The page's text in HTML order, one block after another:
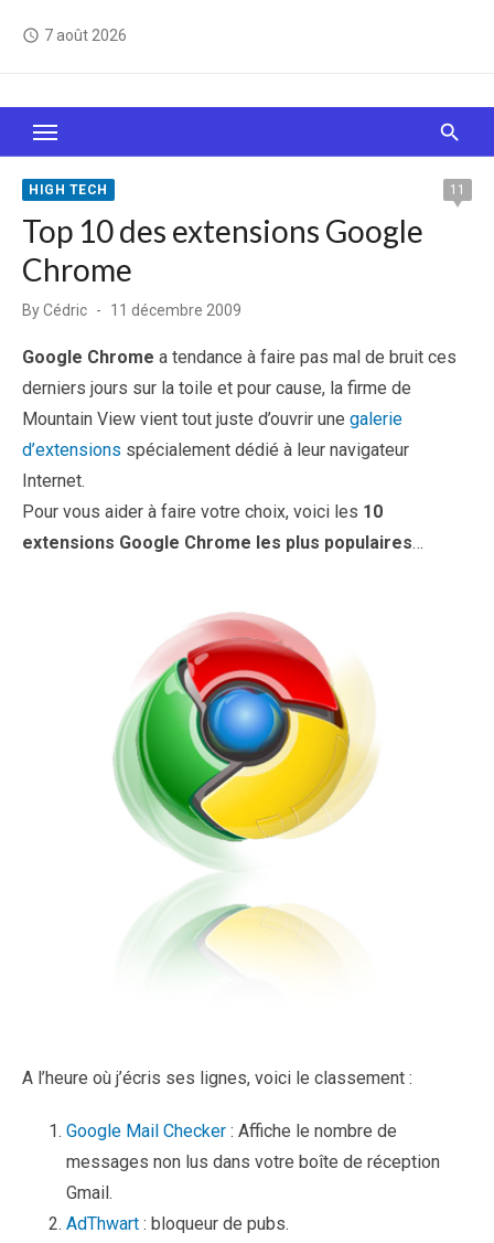
access_time 7 août 2026
Le Web, c'est comme une boîte de chocolats… On
sait jamais sur quoi on va tomber !
HIGH TECH 11
Top 10 des extensions Google
Chrome
ByCédric
Posted
11 décembre 2009
Google Chrome a tendance à faire pas mal de bruit ces
derniers jours sur la toile et pour cause, la firme de
Mountain View vient tout juste d’ouvrir une galerie
d’extensions spécialement dédié à leur navigateur
Internet.
Pour vous aider à faire votre choix, voici les 10
extensions Google Chrome les plus populaires…
A l’heure où j’écris ses lignes, voici le classement :
Google Mail Checker : Affiche le nombre de
messages non lus dans votre boîte de réception
Gmail.
AdThwart : bloqueur de pubs.